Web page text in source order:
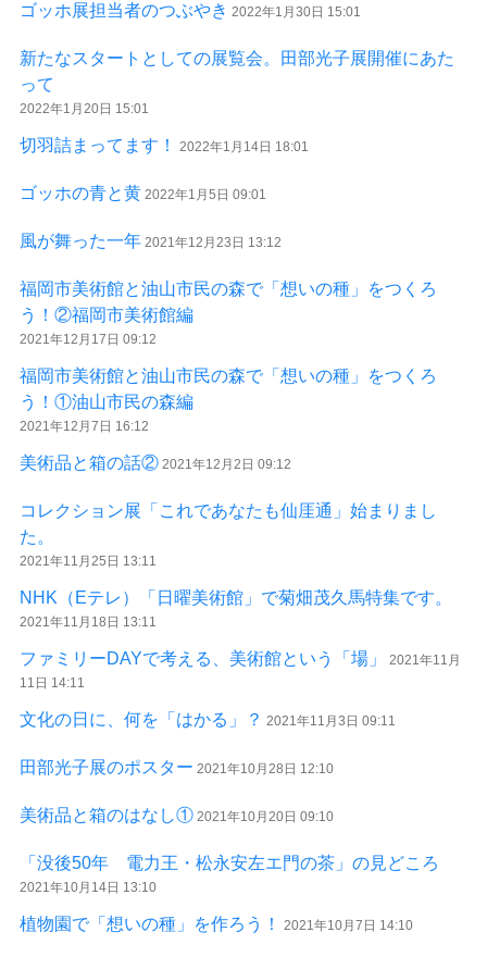
ゴッホ展担当者のつぶやき 2022年1月30日 15:01
新たなスタートとしての展覧会。田部光子展開催にあた
って
2022年1月20日 15:01
切羽詰まってます！ 2022年1月14日 18:01
ゴッホの青と黄 2022年1月5日 09:01
風が舞った一年 2021年12月23日 13:12
福岡市美術館と油山市民の森で「想いの種」をつくろ
う！②福岡市美術館編
2021年12月17日 09:12
福岡市美術館と油山市民の森で「想いの種」をつくろ
う！①油山市民の森編
2021年12月7日 16:12
美術品と箱の話② 2021年12月2日 09:12
コレクション展「これであなたも仙厓通」始まりまし
た。
2021年11月25日 13:11
NHK（Eテレ）「日曜美術館」で菊畑茂久馬特集です。
2021年11月18日 13:11
ファミリーDAYで考える、美術館という「場」
2021年11月
11日 14:11
文化の日に、何を「はかる」？ 2021年11月3日 09:11
田部光子展のポスター 2021年10月28日 12:10
美術品と箱のはなし① 2021年10月20日 09:10
「没後50年 電力王・松永安左エ門の茶」の見どころ
2021年10月14日 13:10
植物園で「想いの種」を作ろう！ 2021年10月7日 14:10